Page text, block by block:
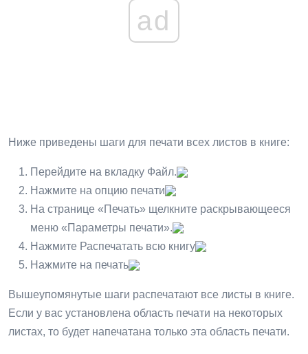
ad
Ниже приведены шаги для печати всех листов в книге:
Перейдите на вкладку Файл.
Нажмите на опцию печати
На странице «Печать» щелкните раскрывающееся
меню «Параметры печати».
Нажмите Распечатать всю книгу
Нажмите на печать
Вышеупомянутые шаги распечатают все листы в книге.
Если у вас установлена ​​область печати на некоторых
листах, то будет напечатана только эта область печати.